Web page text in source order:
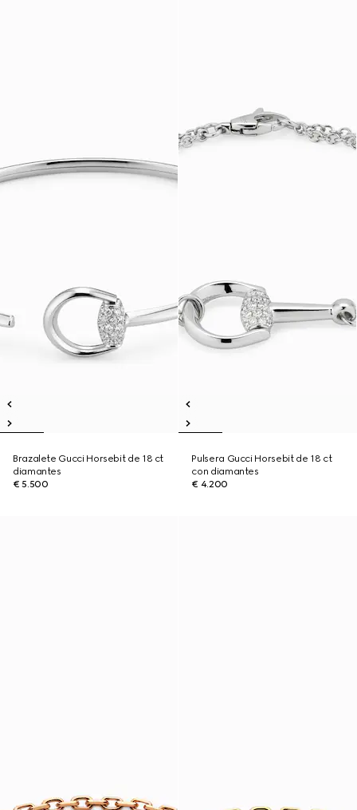
Brazalete Gucci Horsebit de 18 ct
diamantes
€ 5.500
Pulsera Gucci Horsebit de 18 ct
con diamantes
€ 4.200